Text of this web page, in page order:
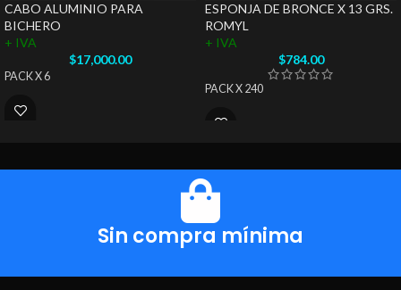
CABO ALUMINIO PARA
BICHERO
+ IVA
$17,000.00
PACK X 6
ESPONJA DE BRONCE X 13 GRS.
ROMYL
+ IVA
$784.00
PACK X 240
Sin compra mínima